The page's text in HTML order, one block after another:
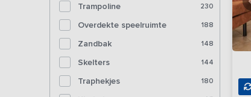
Trampoline 230
Overdekte speelruimte 188
Zandbak 148
Skelters 144
Traphekjes 180